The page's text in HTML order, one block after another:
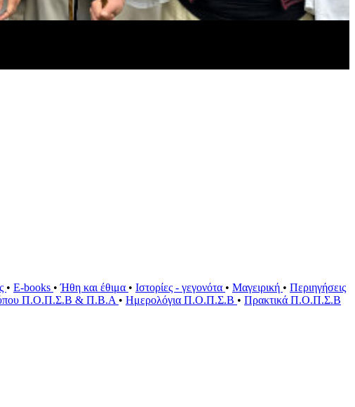
• E-books •Ήθη και έθιμα • Ιστορίες - γεγονότα • Μαγειρική • Περιηγήσεις
Π.Ο.Π.Σ.Β & Π.Β.Α • Ημερολόγια Π.Ο.Π.Σ.Β • Πρακτικά Π.Ο.Π.Σ.Β